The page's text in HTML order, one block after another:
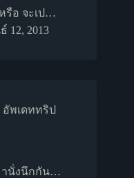
รือ จะเป…
12, 2013
อัพเดททริป
านั่งนึกกัน…